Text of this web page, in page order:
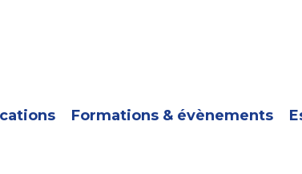
Formations & évènements